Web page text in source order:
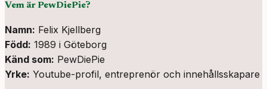
Vem är PewDiePie?
Namn: Felix Kjellberg
Född: 1989 i Göteborg
Känd som: PewDiePie
Yrke: Youtube-profil, entreprenör och innehållsskapare